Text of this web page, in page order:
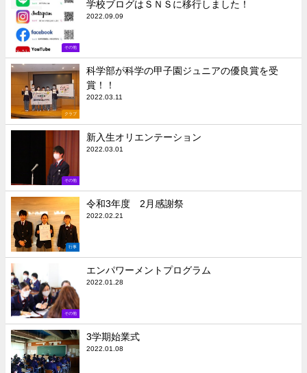
その他
学校ブログはＳＮＳに移行しました！
2022.09.09
クラブ
科学部が科学の甲子園ジュニアの優良賞を受
賞！！
2022.03.11
その他
新入生オリエンテーション
2022.03.01
行事
令和3年度 2月感謝祭
2022.02.21
その他
エンパワーメントプログラム
2022.01.28
3学期始業式
2022.01.08